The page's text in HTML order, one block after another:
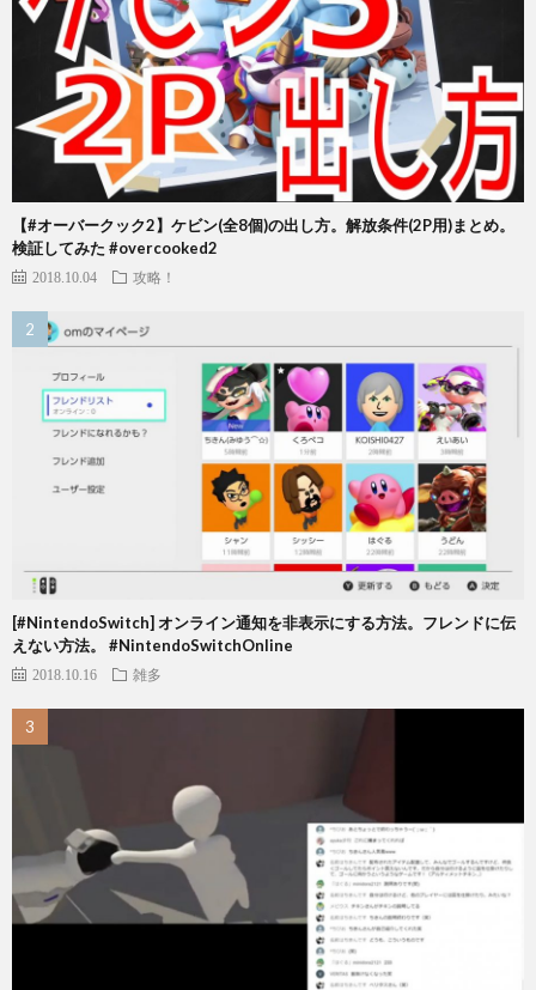
【#オーバークック2】ケビン(全8個)の出し方。解放条件(2P用)まとめ。
検証してみた #overcooked2
2018.10.04 攻略！
[#NintendoSwitch] オンライン通知を非表示にする方法。フレンドに伝
えない方法。 #NintendoSwitchOnline
2018.10.16 雑多